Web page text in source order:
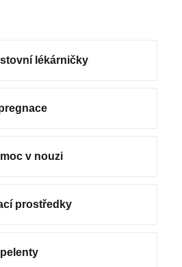
lékárničky
v nouzi
prostředky